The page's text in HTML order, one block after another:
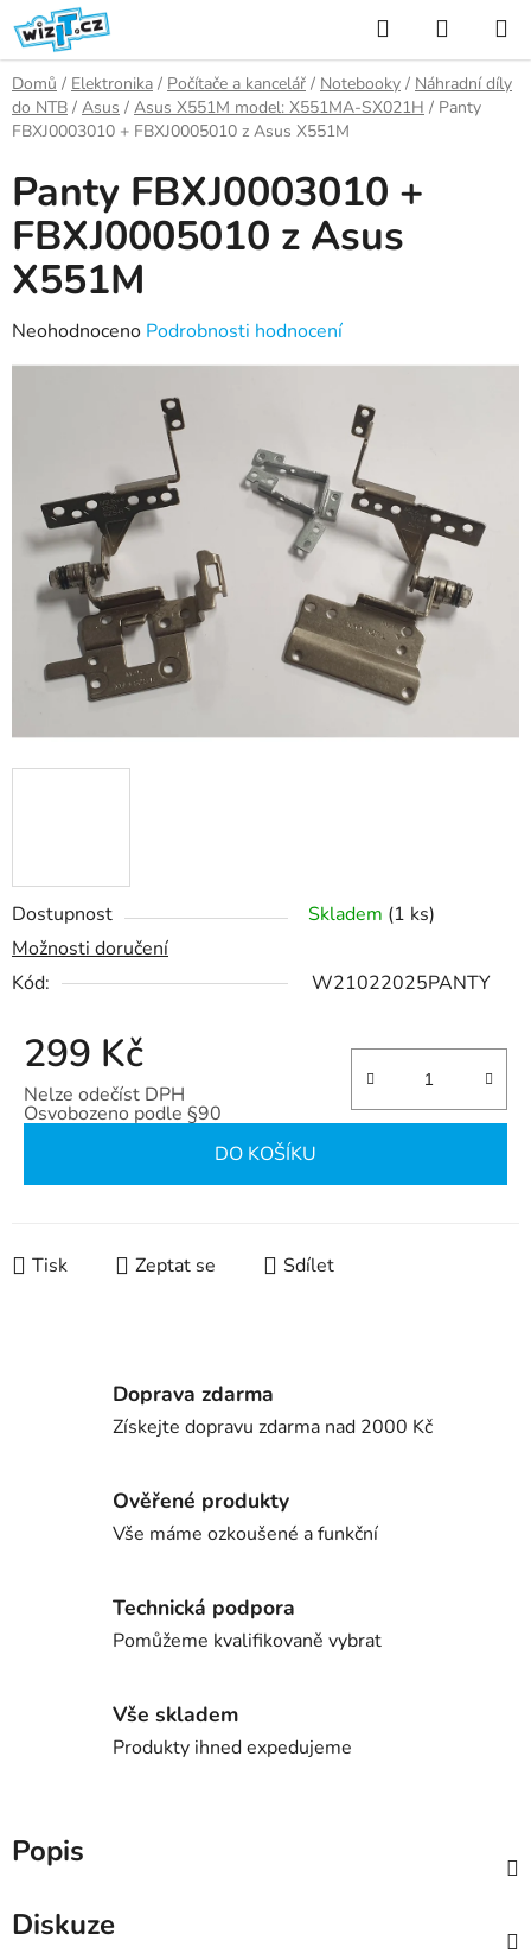
Přejít
na
obsah
Hledat
KOŠÍK
Domů / Elektronika / Počítače a kancelář / Notebooky / Náhradní díly
do NTB / Asus / Asus X551M model: X551MA-SX021H / Panty
FBXJ0003010 + FBXJ0005010 z Asus X551M
Dostupnost Skladem (1 ks)
Možnosti doručení
Kód:
W21022025PANTY
299 Kč
Nelze odečíst DPH
Osvobozeno podle §90
DO KOŠÍKU
Tisk Zeptat se Sdílet
Panty FBXJ0003010 +
FBXJ0005010 z Asus
X551M
Průměrné
hodnocení
hvězdiček.
Neohodnoceno Podrobnosti hodnocení
Doprava zdarma
Získejte dopravu zdarma nad 2000 Kč
Ověřené produkty
Vše máme ozkoušené a funkční
Technická podpora
Pomůžeme kvalifikovaně vybrat
Vše skladem
Produkty ihned expedujeme
Popis
Diskuze